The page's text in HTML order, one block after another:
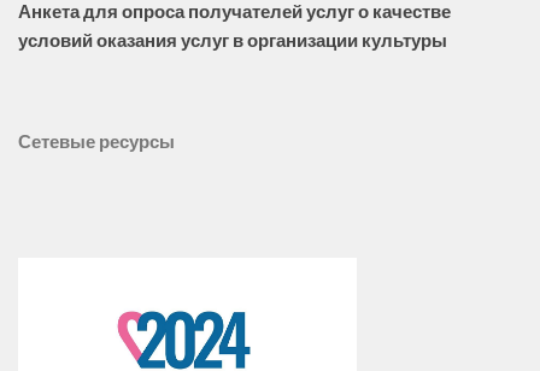
Анкета для опроса получателей услуг о качестве
условий оказания услуг в организации культуры
Сетевые ресурсы